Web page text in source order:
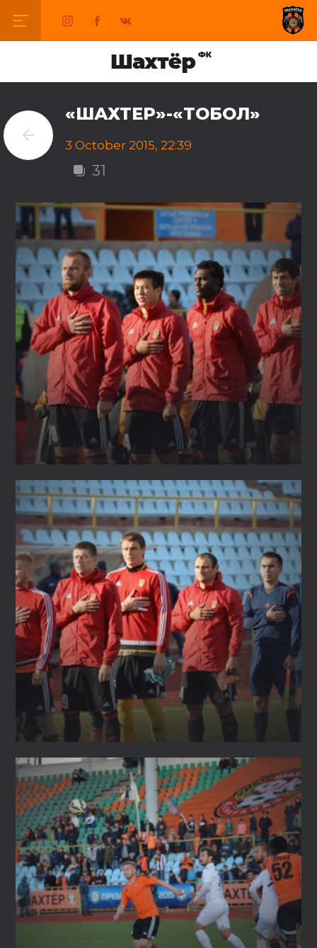
«ШАХТЕР»-«ТОБОЛ»
3 October 2015, 22:39
31